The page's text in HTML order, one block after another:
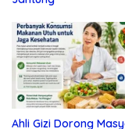
Ahli Gizi Dorong